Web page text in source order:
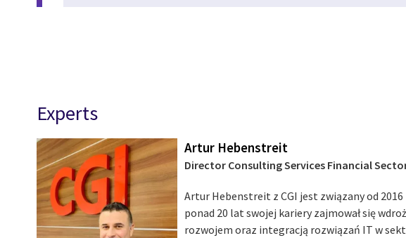
Experts
Artur Hebenstreit
Director Consulting Services Financial
Artur Hebenstreit z CGI jest związany od 2016
ponad 20 lat swojej kariery zajmował się
rozwojem oraz integracją rozwiązań IT w